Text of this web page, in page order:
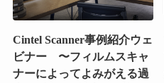
Cintel Scanner事例紹介ウェ
ビナー 〜フィルムスキャ
ナーによってよみがえる過